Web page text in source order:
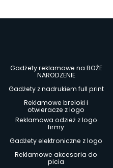
Gadżety reklamowe na BOŻE
NARODZENIE
Gadżety z nadrukiem full print
Reklamowe breloki i
otwieracze z logo
Reklamowa odzież z logo
firmy
Gadżety elektroniczne z logo
Reklamowe akcesoria do
picia